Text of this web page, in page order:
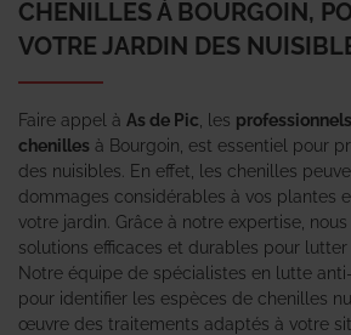
CHENILLES À BOURGOIN,
VOTRE JARDIN DES
Faire appel à As de Pic , les
chenilles à Bourgoin, est essentiel pour
des nuisibles. En effet, les chenilles
dommages considérables à vos plantes
votre jardin. Grâce à notre expertise,
solutions efficaces et durables pour lutter
Notre équipe de spécialistes en lutte
pour identifier les espèces de chenilles
œuvre des traitements adaptés à votre